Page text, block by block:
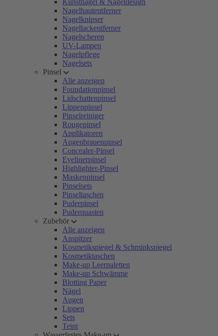
Kunstnägel & Nageldesign
Nagelhautentferner
Nagelknipser
Nagellackentferner
Nagelscheren
UV-Lampen
Nagelpflege
Nagelsets
Pinsel
Alle anzeigen
Foundationpinsel
Lidschattenpinsel
Lippenpinsel
Pinselreiniger
Rougepinsel
Applikatoren
Augenbrauenpinsel
Concealer-Pinsel
Eyelinerpinsel
Highlighter-Pinsel
Maskenpinsel
Pinselsets
Pinseltaschen
Puderpinsel
Puderquasten
Zubehör
Alle anzeigen
Anspitzer
Kosmetikspiegel & Schminkspiegel
Kosmetiktaschen
Make-up Leerpaletten
Make-up Schwämme
Blotting Paper
Nägel
Augen
Lippen
Sets
Teint